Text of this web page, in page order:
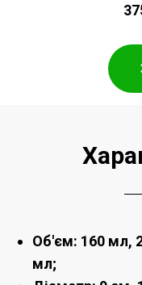
Об'єм: 160 мл,
мл;